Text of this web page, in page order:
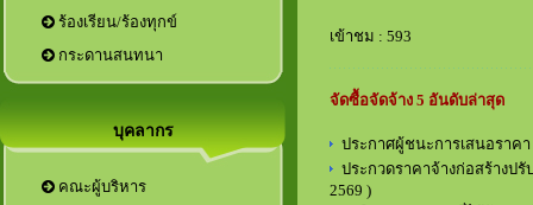
ร้องเรียน/ร้องทุกข์
กระดานสนทนา
บุคลากร
คณะผู้บริหาร
เข้าชม : 593
จัดซื้อจัดจ้าง 5 อันดับล่าสุด
ประกาศผู้ชนะการเสนอราค
ประกวดราคาจ้างก่อสร้างป
2569 )